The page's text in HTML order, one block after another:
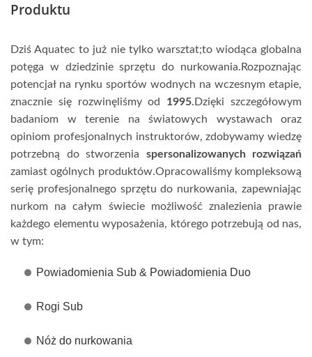
Produktu
Dziś Aquatec to już nie tylko warsztat;to wiodąca globalna
potęga w dziedzinie sprzętu do nurkowania.Rozpoznając
potencjał na rynku sportów wodnych na wczesnym etapie,
znacznie się rozwinęliśmy od 1995.Dzięki szczegółowym
badaniom w terenie na światowych wystawach oraz
opiniom profesjonalnych instruktorów, zdobywamy wiedzę
potrzebną do stworzenia spersonalizowanych rozwiązań
zamiast ogólnych produktów.Opracowaliśmy kompleksową
serię profesjonalnego sprzętu do nurkowania, zapewniając
nurkom na całym świecie możliwość znalezienia prawie
każdego elementu wyposażenia, którego potrzebują od nas,
w tym:
Powiadomienia Sub & Powiadomienia Duo
Rogi Sub
Nóż do nurkowania